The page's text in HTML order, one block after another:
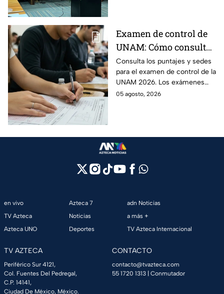
Examen de control de
UNAM: Cómo consultar
si eres candidato
Consulta los puntajes y sedes
para el examen de control de la
UNAM 2026. Los exámenes
serán del 12 al 19 de agosto y el
05 agosto, 2026
en vivo
TV Azteca
Azteca UNO
Azteca 7
Noticias
Deportes
adn Noticias
a más +
TV Azteca Internacional
TV AZTECA
Periférico Sur 4121,
Col. Fuentes Del Pedregal,
C.P. 14141,
Ciudad De México, México.
CONTACTO
contacto@tvazteca.com
55 1720 1313 | Conmutador